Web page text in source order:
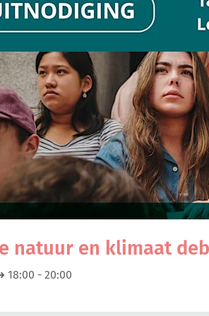
natuur en klimaat
18:00 -20:00